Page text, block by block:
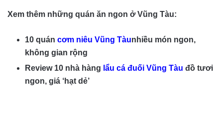
Xem thêm những quán ăn ngon ở Vũng Tàu:
10 quán cơm niêu Vũng Tàunhiều món ngon,
không gian rộng
Review 10 nhà hàng lẩu cá đuối Vũng Tàu đồ tươi
ngon, giá ‘hạt dẻ’